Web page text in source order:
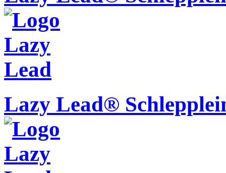
Lazy Lead®